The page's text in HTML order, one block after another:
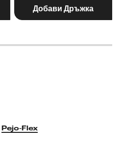
Добави Дръжка
Pejo-Flex